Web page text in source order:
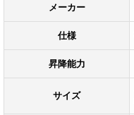
メーカー
仕様
昇降能力
サイズ